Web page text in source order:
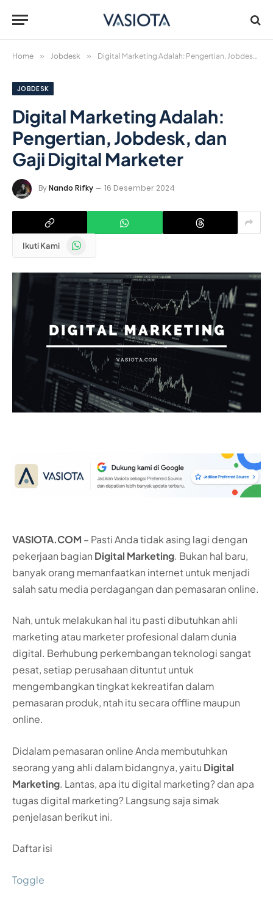
Home » Jobdesk » Digital Marketing Adalah: Pengertian, Jobdesk, dan Gaji Digital Marketer
JOBDESK
Digital Marketing Adalah:
Pengertian, Jobdesk, dan
Gaji Digital Marketer
ByNando Rifky 16 Desember 2024
Ikuti Kami WhatsApp
VASIOTA.COM – Pasti Anda tidak asing lagi dengan
pekerjaan bagian Digital Marketing. Bukan hal baru,
banyak orang memanfaatkan internet untuk menjadi
salah satu media perdagangan dan pemasaran online.
Nah, untuk melakukan hal itu pasti dibutuhkan ahli
marketing atau marketer profesional dalam dunia
digital. Berhubung perkembangan teknologi sangat
pesat, setiap perusahaan dituntut untuk
mengembangkan tingkat kekreatifan dalam
pemasaran produk, ntah itu secara offline maupun
online.
Didalam pemasaran online Anda membutuhkan
seorang yang ahli dalam bidangnya, yaitu Digital
Marketing. Lantas, apa itu digital marketing? dan apa
tugas digital marketing? Langsung saja simak
penjelasan berikut ini.
Daftar isi
Toggle